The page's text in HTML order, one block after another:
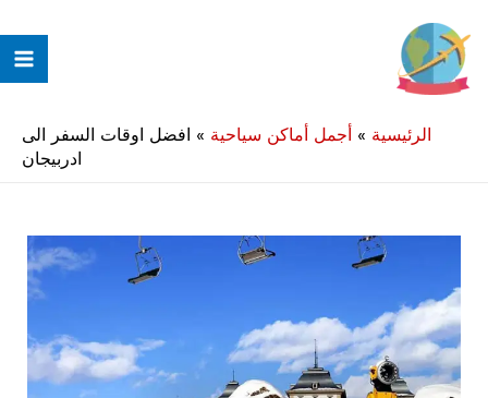
إلى
المحتوى
الرئيسية » أجمل أماكن سياحية » افضل اوقات السفر الى
ادربيجان